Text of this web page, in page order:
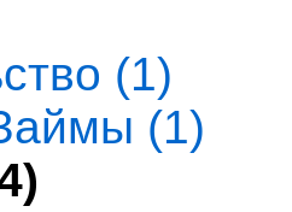
(1)
(1)